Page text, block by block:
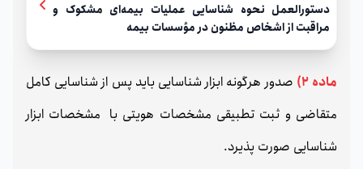
دستورالعمل نحوه شناسایی عملیات بیمه‌ای مشکوک و
مراقبت از اشخاص مظنون در مؤسسات بیمه
ماده 2)
صدور هرگونه ابزار شناسایی باید پس از شناسایی کامل
متقاضی و ثبت تطبیقی مشخصات هویتی با مشخصات ابزار
شناسایی صورت پذیرد.